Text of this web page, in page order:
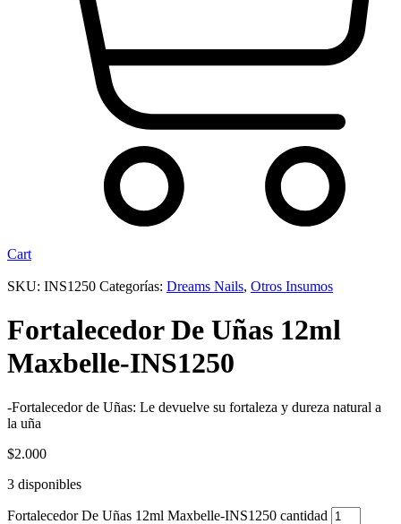
Cart
SKU: INS1250 Categorías: Dreams Nails, Otros Insumos
Fortalecedor De Uñas 12ml
Maxbelle-INS1250
-Fortalecedor de Uñas: Le devuelve su fortaleza y dureza natural a
la uña
$2.000
3 disponibles
Fortalecedor De Uñas 12ml Maxbelle-INS1250 cantidad